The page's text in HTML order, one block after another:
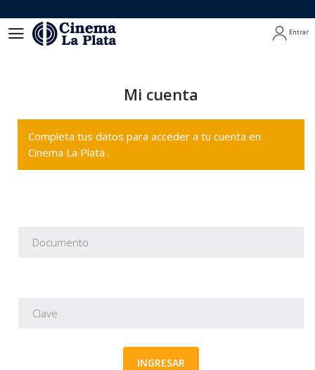
Entrar
Mi cuenta
Completa tus datos para acceder a tu cuenta en
Cinema La Plata .
INGRESAR